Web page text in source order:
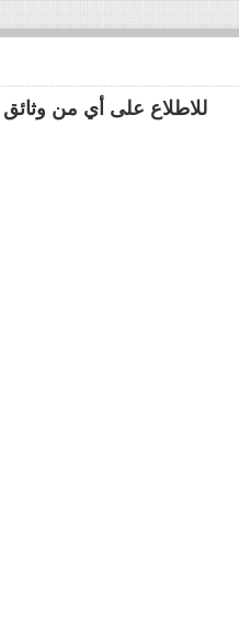
للاطلاع على أي من